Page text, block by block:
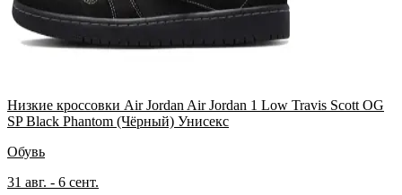
Низкие кроссовки Air Jordan Air Jordan 1 Low Travis Scott OG
SP Black Phantom (Чёрный) Унисекс
Обувь
31 авг. - 6 сент.